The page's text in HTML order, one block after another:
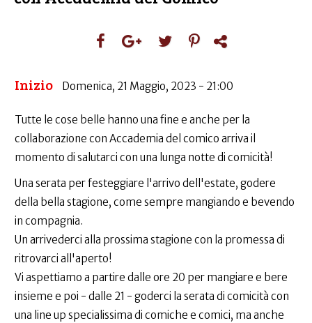
Inizio Domenica, 21 Maggio, 2023 - 21:00
Tutte le cose belle hanno una fine e anche per la
collaborazione con Accademia del comico arriva il
momento di salutarci con una lunga notte di comicità!
Una serata per festeggiare l'arrivo dell'estate, godere
della bella stagione, come sempre mangiando e bevendo
in compagnia.
Un arrivederci alla prossima stagione con la promessa di
ritrovarci all'aperto!
Vi aspettiamo a partire dalle ore 20 per mangiare e bere
insieme e poi - dalle 21 - goderci la serata di comicità con
una line up specialissima di comiche e comici, ma anche